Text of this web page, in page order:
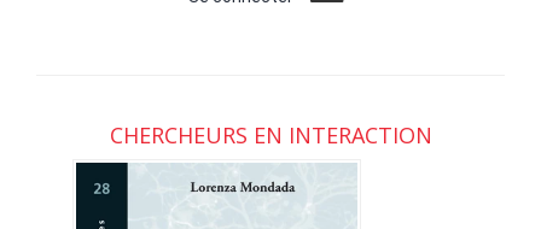
CHERCHEURS EN INTERACTION